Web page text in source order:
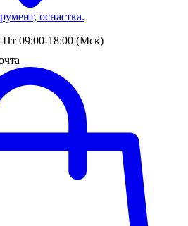
оснастка.
09:00-18:00 (Мск)